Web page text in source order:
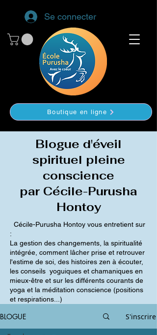
Se connecter
Boutique en ligne
Blogue d'éveil
spirituel pleine
conscience
par Cécile-Purusha
Hontoy
Cécile-Purusha Hontoy vous entretient sur
:
La gestion des changements, la spiritualité
intégrée, comment lâcher prise et retrouver
l'estime de soi, des histoires zen à écouter,
les conseils yoguiques et chamaniques en
mieux-être et sur les différents courants de
yoga et la méditation conscience (positions
et respirations...)
BLOGUE S'inscrire